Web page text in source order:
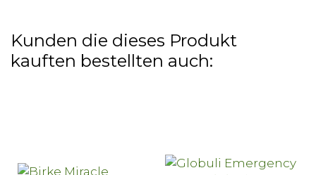
Kunden die dieses Produkt
kauften bestellten auch: